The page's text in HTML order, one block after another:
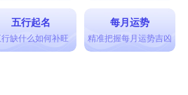
五行起名
行缺什么如何补旺
每月运势
精准把握每月运势吉凶